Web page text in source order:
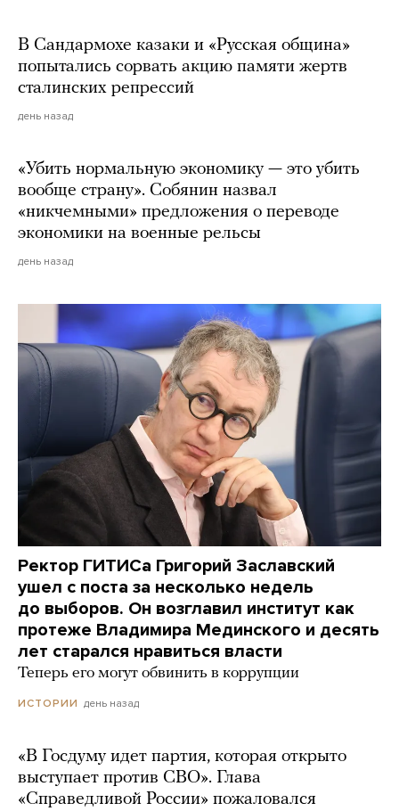
В Сандармохе казаки и «Русская община»
попытались сорвать акцию памяти жертв
сталинских репрессий
день назад
«Убить нормальную экономику — это убить
вообще страну». Собянин назвал
«никчемными» предложения о переводе
экономики на военные рельсы
день назад
Ректор ГИТИСа Григорий Заславский
ушел с поста за несколько недель
до выборов. Он возглавил институт как
протеже Владимира Мединского и десять
лет старался нравиться власти
Теперь его могут обвинить в коррупции
ИСТОРИИ день назад
«В Госдуму идет партия, которая открыто
выступает против СВО». Глава
«Справедливой России» пожаловался